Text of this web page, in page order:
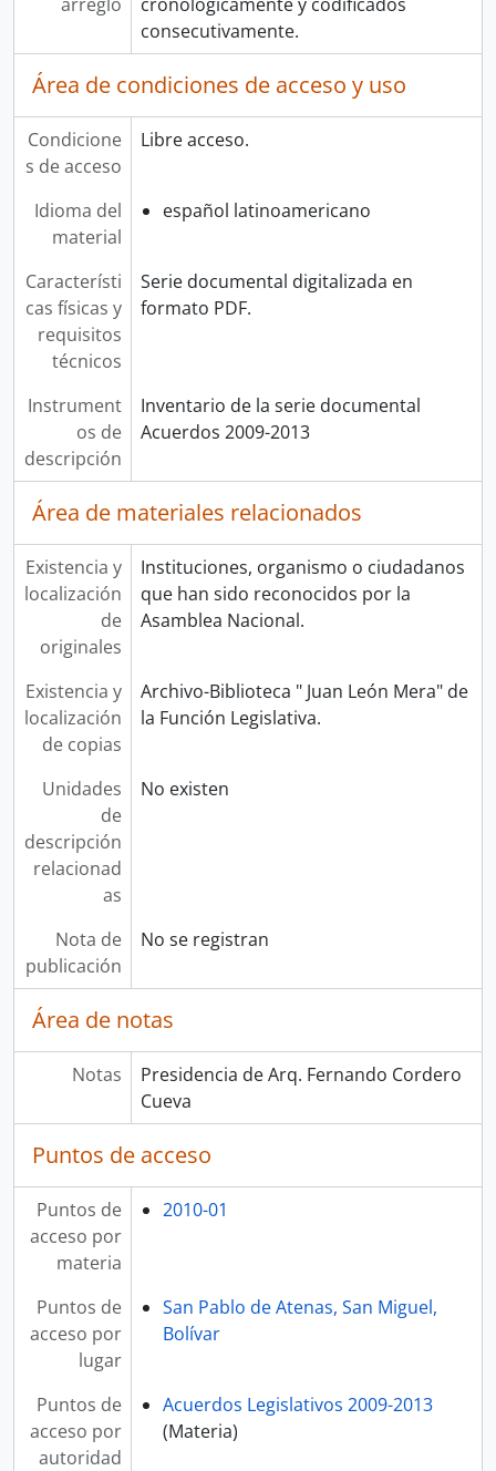
consecutivamente.
Área de condiciones de acceso y uso
Condicione
s de acceso
Libre acceso.
Idioma del
material
español latinoamericano
Característi
cas físicas y
requisitos
técnicos
Serie documental digitalizada en
formato PDF.
Instrument
os de
descripción
Inventario de la serie documental
Acuerdos 2009-2013
Área de materiales relacionados
Existencia y
localización
de
originales
Instituciones, organismo o ciudadanos
que han sido reconocidos por la
Asamblea Nacional.
Existencia y
localización
de copias
Archivo-Biblioteca " Juan León Mera" de
la Función Legislativa.
Unidades
de
descripción
relacionad
as
No existen
Nota de
publicación
No se registran
Área de notas
Notas
Presidencia de Arq. Fernando Cordero
Cueva
Puntos de acceso
Puntos de
acceso por
materia
2010-01
Puntos de
acceso por
lugar
San Pablo de Atenas, San Miguel,
Bolívar
Puntos de
acceso por
autoridad
Acuerdos Legislativos 2009-2013
(Materia)